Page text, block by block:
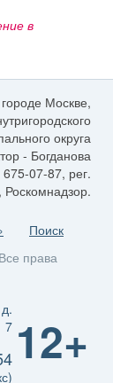
в
Москве,
округа
- Богданова
07-87, рег.
Поиск
права
7 12+